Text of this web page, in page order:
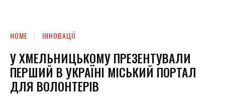
HOME ІННОВАЦІЇ
У ХМЕЛЬНИЦЬКОМУ ПРЕЗЕНТУВАЛИ
ПЕРШИЙ В УКРАЇНІ МІСЬКИЙ ПОРТАЛ
ДЛЯ ВОЛОНТЕРІВ